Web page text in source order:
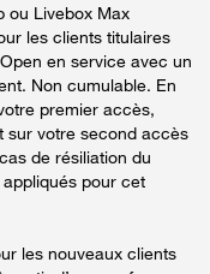
ou Livebox Max
les clients titulaires
en service avec un
Non cumulable. En
premier accès,
sur votre second accès
de résiliation du
pour cet
les nouveaux clients